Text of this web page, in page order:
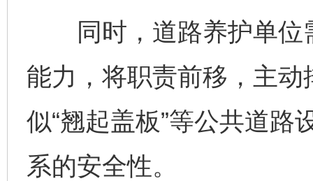
同时，道路养护单位
能力，将职责前移，主
似“翘起盖板”等公共道路
系的安全性。